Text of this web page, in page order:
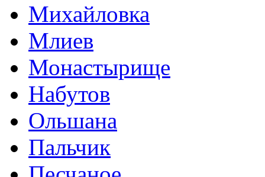
Михайловка
Млиев
Монастырище
Набутов
Ольшана
Пальчик